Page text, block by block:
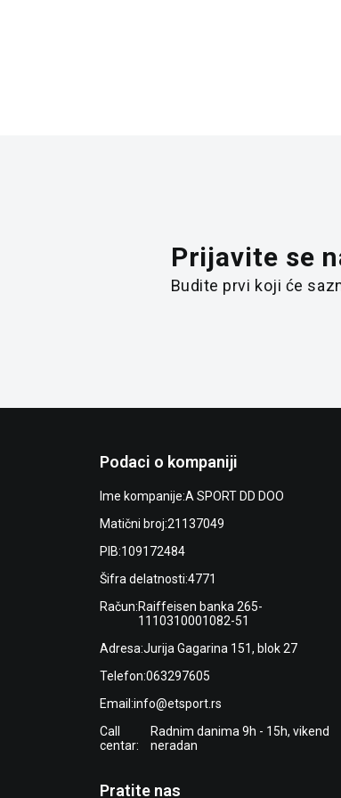
Prijavite se
Budite prvi koji će
Podaci o kompaniji
Ime kompanije:A SPORT DD DOO
Matični broj:21137049
PIB:109172484
Šifra delatnosti:4771
Račun:Raiffeisen banka 265-
1110310001082-51
Adresa:Jurija Gagarina 151, blok 27
Telefon:063297605
Email:info@etsport.rs
Call
centar:
Radnim danima 9h - 15h, vikend
neradan
Pratite nas